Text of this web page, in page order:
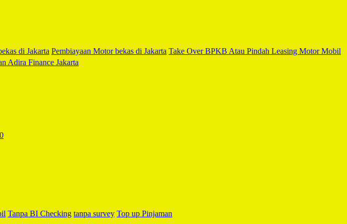
Sharedi Jakarta Pembiayaan Motor bekas di Jakarta Take Over BPKB Atau Pindah Leasing Motor Mobil
Adira Finance Jakarta
0
Tanpa BI Checking tanpa survey Top up Pinjaman